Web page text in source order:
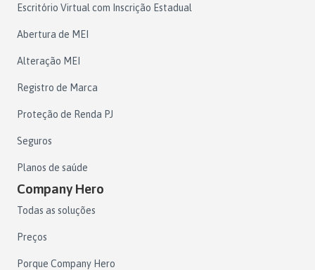
Escritório Virtual com Inscrição Estadual
Abertura de MEI
Alteração MEI
Registro de Marca
Proteção de Renda PJ
Seguros
Planos de saúde
Company Hero
Todas as soluções
Preços
Porque Company Hero